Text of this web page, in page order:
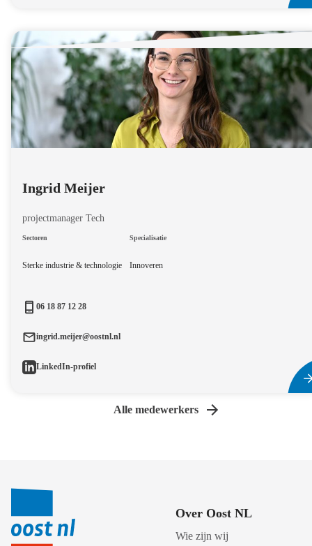
Ingrid Meijer
projectmanager Tech
Sectoren
Sterke industrie & technologie
Specialisatie
Innoveren
06 18 87 12 28
ingrid.meijer@oostnl.nl
LinkedIn-profiel
Alle medewerkers
Over Oost NL
Wie zijn wij